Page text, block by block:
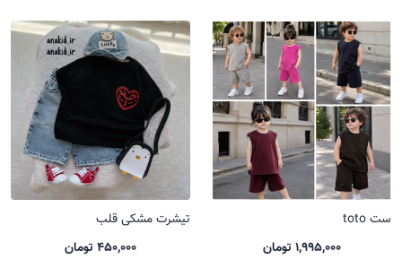
ست toto
1,995,000 تومان
تیشرت مشکی قلب
450,000 تومان